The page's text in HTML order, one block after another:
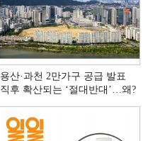
용산·과천 2만가구 공급 발표
직후 확산되는 ‘절대반대’…왜?